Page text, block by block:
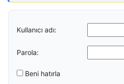
Kullanıcı adı:
Parola:
Beni hatırla